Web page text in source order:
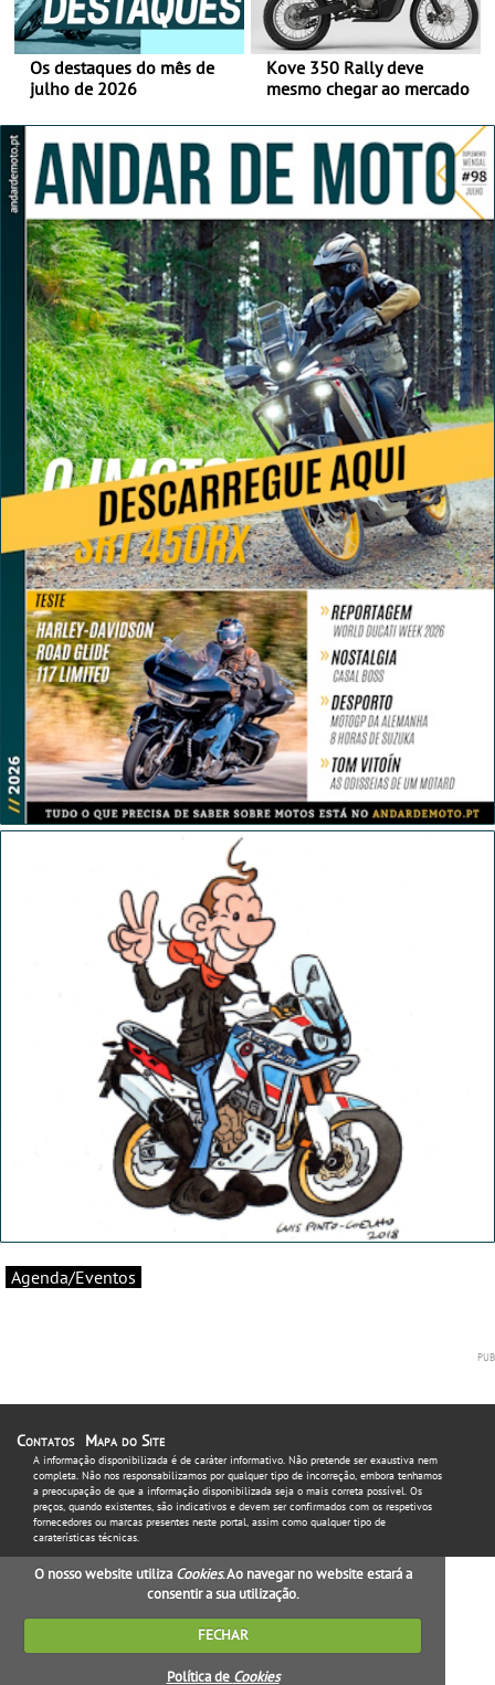
Os destaques do mês de
julho de 2026
Kove 350 Rally deve
mesmo chegar ao mercado
Agenda/Eventos
Contatos Mapa do Site
A informação disponibilizada é de caráter informativo. Não pretende ser exaustiva nem
completa. Não nos responsabilizamos por qualquer tipo de incorreção, embora tenhamos
a preocupação de que a informação disponibilizada seja o mais correta possível. Os
preços, quando existentes, são indicativos e devem ser confirmados com os respetivos
fornecedores ou marcas presentes neste portal, assim como qualquer tipo de
caraterísticas técnicas.
O nosso website utiliza Cookies. Ao navegar no website estará a
consentir a sua utilização.
FECHAR
Política de Cookies